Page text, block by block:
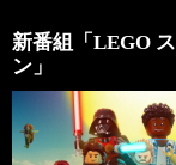
新番組「LEGO
ン」